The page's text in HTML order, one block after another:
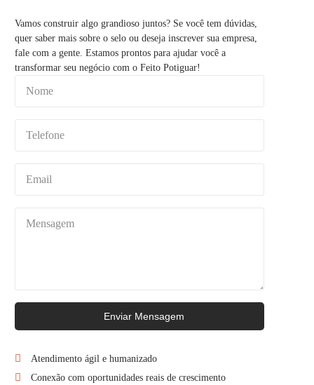
Vamos construir algo grandioso juntos? Se você tem dúvidas,
quer saber mais sobre o selo ou deseja inscrever sua empresa,
fale com a gente. Estamos prontos para ajudar você a
transformar seu negócio com o Feito Potiguar!
Enviar Mensagem
Atendimento ágil e humanizado
Conexão com oportunidades reais de crescimento